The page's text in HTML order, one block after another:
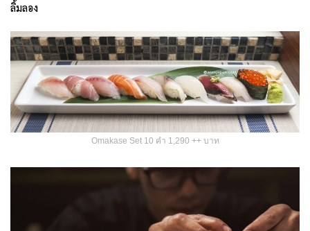
ลิ้มลอง
Omakase Set 10 คำ 1,290 ++ บาท